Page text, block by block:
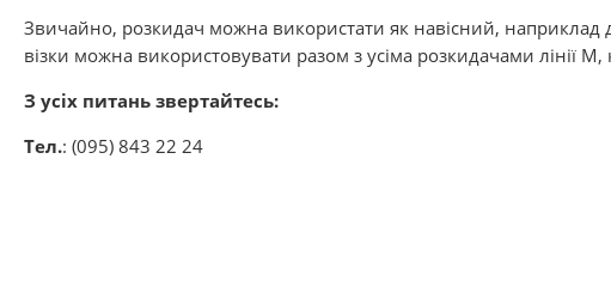
Звичайно, розкидач можна використати як навісний, наприклад
візки можна використовувати разом з усіма розкидачами лінії M,
З усіх питань звертайтесь:
Тел.: (095) 843 22 24